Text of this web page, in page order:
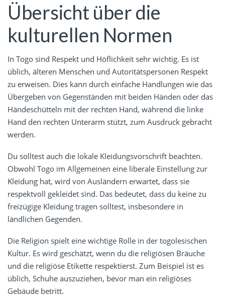
Übersicht über die
kulturellen Normen
In Togo sind Respekt und Höflichkeit sehr wichtig. Es ist
üblich, älteren Menschen und Autoritätspersonen Respekt
zu erweisen. Dies kann durch einfache Handlungen wie das
Übergeben von Gegenständen mit beiden Händen oder das
Händeschütteln mit der rechten Hand, während die linke
Hand den rechten Unterarm stützt, zum Ausdruck gebracht
werden.
Du solltest auch die lokale Kleidungsvorschrift beachten.
Obwohl Togo im Allgemeinen eine liberale Einstellung zur
Kleidung hat, wird von Ausländern erwartet, dass sie
respektvoll gekleidet sind. Das bedeutet, dass du keine zu
freizügige Kleidung tragen solltest, insbesondere in
ländlichen Gegenden.
Die Religion spielt eine wichtige Rolle in der togolesischen
Kultur. Es wird geschätzt, wenn du die religiösen Bräuche
und die religiöse Etikette respektierst. Zum Beispiel ist es
üblich, Schuhe auszuziehen, bevor man ein religiöses
Gebäude betritt.